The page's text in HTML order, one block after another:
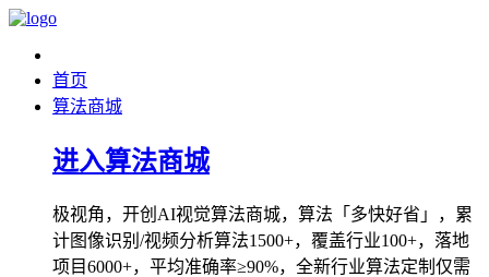
首页
算法商城
进入算法商城
极视角，开创AI视觉算法商城，算法「多快好省」，累
计图像识别/视频分析算法1500+，覆盖行业100+，落地
项目6000+，平均准确率≥90%，全新行业算法定制仅需